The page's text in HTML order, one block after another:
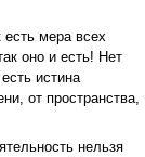
мера всех
оно и есть! Нет
истина
от пространства,
нельзя